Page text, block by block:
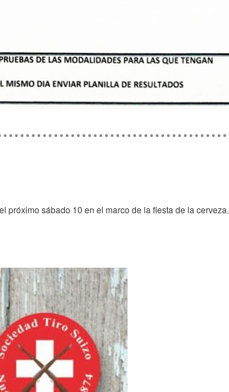
próximo sábado 10 en el marco de la fiesta de la cerveza.